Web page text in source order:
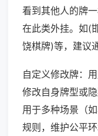
看到其他人的牌
在此类外挂。如(
饶棋牌)等，建议
自定义修改牌：
修改自身牌型或
用于多种场景（
规则，维护公平环